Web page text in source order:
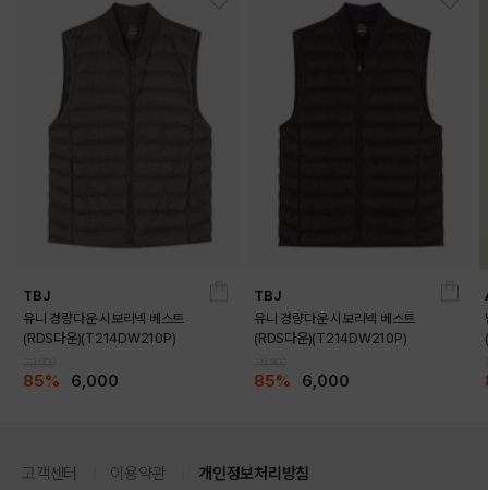
TBJ
유니 경량다운 시보리넥 베스트
(RDS다운)(T214DW210P)
85% 6,000
TBJ
유니 경량다운 시보리넥 베스트
(RDS다운)(T214DW210P)
85% 6,000
고객센터 이용약관 개인정보처리방침